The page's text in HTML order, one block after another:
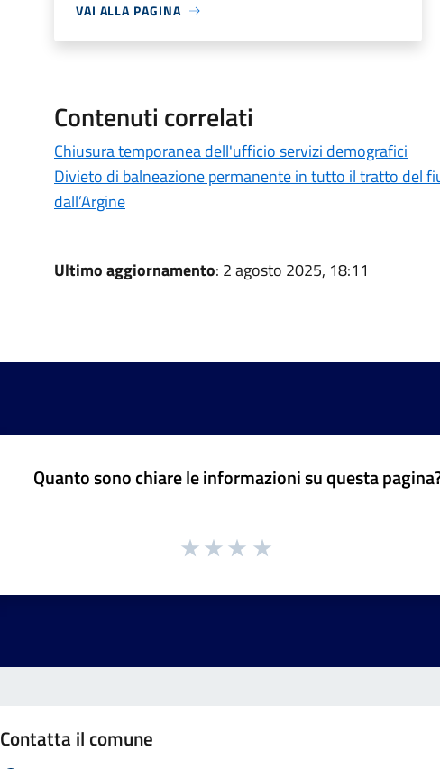
VAI ALLA PAGINA
Contenuti correlati
Chiusura temporanea dell'ufficio servizi demografici
Divieto di balneazione permanente in tutto il tratto del
dall’Argine
Ultimo aggiornamento: 2 agosto 2025, 18:11
Quanto sono chiare le informazioni su questa
Contatta il comune